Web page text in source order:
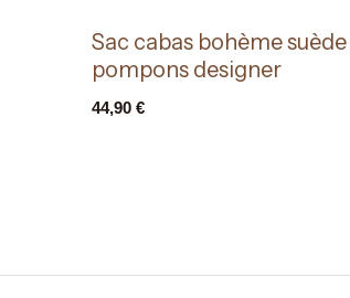
Sac cabas bohème suède
pompons designer
44,90 €